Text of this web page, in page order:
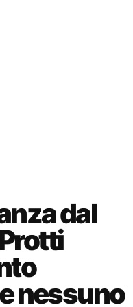
dal
nessuno